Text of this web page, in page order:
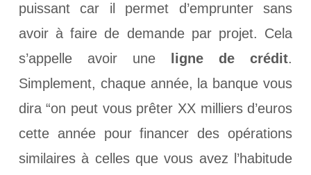
puissant car il permet d’emprunter sans
avoir à faire de demande par projet. Cela
s’appelle avoir une
ligne de crédit.
Simplement, chaque année, la banque vous
dira “on peut vous prêter XX milliers d’euros
cette année pour financer des opérations
similaires à celles que vous avez l’habitude